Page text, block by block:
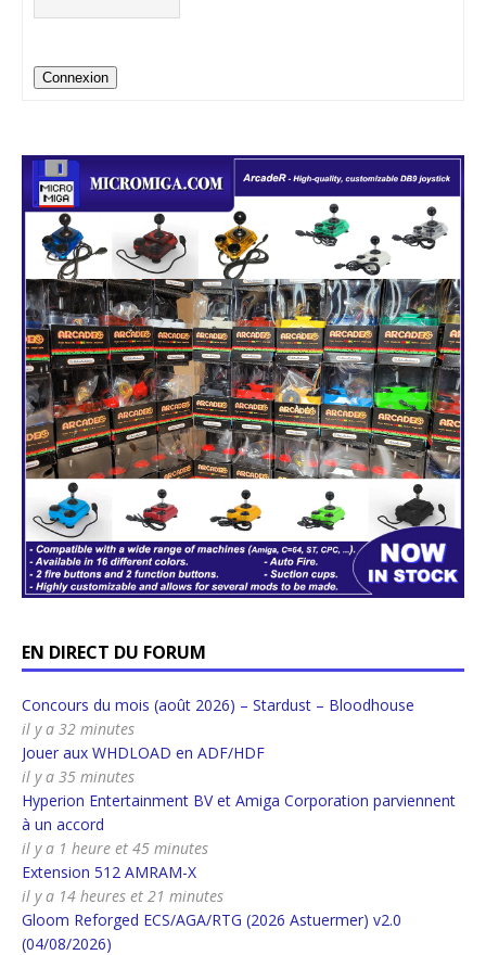
Connexion
EN DIRECT DU FORUM
Concours du mois (août 2026) – Stardust – Bloodhouse
il y a 32 minutes
Jouer aux WHDLOAD en ADF/HDF
il y a 35 minutes
Hyperion Entertainment BV et Amiga Corporation parviennent
à un accord
il y a 1 heure et 45 minutes
Extension 512 AMRAM-X
il y a 14 heures et 21 minutes
Gloom Reforged ECS/AGA/RTG (2026 Astuermer) v2.0
(04/08/2026)